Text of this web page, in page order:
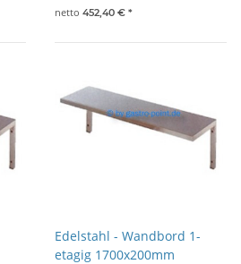
netto 452,40 € *
Edelstahl - Wandbord 1-
etagig 1700x200mm